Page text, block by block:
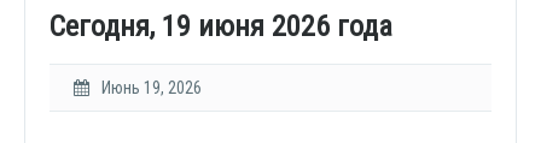
Сегодня, 19 июня 2026 года
Июнь 19, 2026